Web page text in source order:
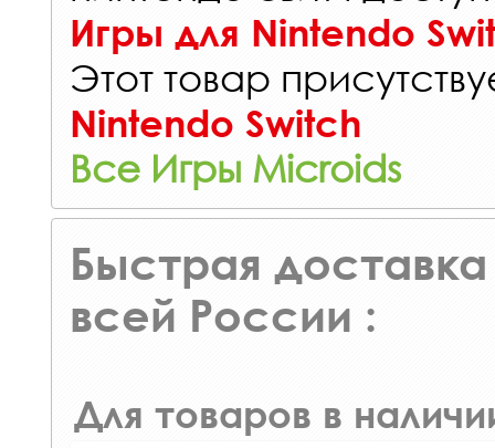
Игры для Nintendo
Этот товар
Nintendo Switch
Все Игры Microids
Быстрая доставка
всей России :
Для товаров в